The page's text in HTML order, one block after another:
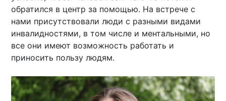
обратился в центр за помощью. На встрече с
нами присутствовали люди с разными видами
инвалидностями, в том числе и ментальными, но
все они имеют возможность работать и
приносить пользу людям.